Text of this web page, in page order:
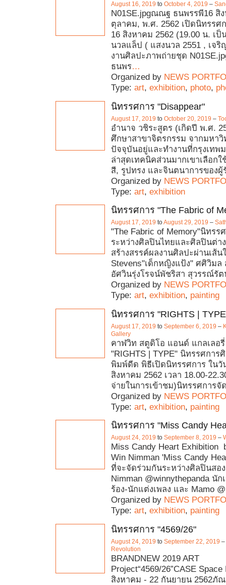
August 16, 2019 to October 4, 2019 –
N01SE.jpgณณฐ ธนพรรพี16 สิ
ตุลาคม, พ.ศ. 2562 เปิดนิทรรศ
16 สิงหาคม 2562 (19.00 น. เ
นวลแล็ป ( แสงนวล 2551 , เจริ
งานศิลปะภาพถ่ายชุด
ธนพร…
Organized by NEWS
Type: art, exhibition, photo,
นิทรรศการ "Disappear"
August 17, 2019 to October 20, 2019 –
อำนาจ วชิระสูตร (เกิดปี พ.ศ.
ศึกษาสาขาจิตรกรรม จากมหา
ปัจจุบันอยู่และทำงานที่กรุงเทพ
ล่าสุดเทคนิคส่วนมากเขาเลือกใ
สี, รูปทรง และจินตนาการของผู้
Organized by NEWS
Type: art, exhibition
นิทรรศการ "The Fabric of
August 17, 2019 toAugust 29, 2019 –
"The Fabric of Memory"นิทรร
ระหว่างศิลปินไทยและศิลปินต่า
สร้างสรรค์ผลงานศิลปะผ่านเส้น
Stevens"เด็กหญิงแป้ง" ศศิวิมล
อัศวินรุ่งโรจน์พัชริสา สุวรรณ์รั
Organized by NEWS
Type: art, exhibition, painting
นิทรรศการ "RIGHTS |
August 17, 2019 to September 6, 2019 –
Gallery
คาฬวิท สตูดิโอ แอนด์ แกลเลอ
"RIGHTS | TYPE" นิทรรศการ
พิมพ์ดีด พิธีเปิดนิทรรศการ ในวั
สิงหาคม 2562 เวลา 18.00-
จ่ายในการเข้าชม)นิทรรศการจั
Organized by NEWS
Type: art, exhibition, painting
นิทรรศการ "Miss Candy
August 24, 2019 to September 8, 2019 –
Miss Candy Heart Exhibition
Win Nimman 'Miss Candy
ที่จะจัดร่วมกันระหว่างศิลปินสอ
Nimman @winnythepanda นั
ร้อง-นักแต่งเพลง และ Mamo
Organized by NEWS
Type: art, exhibition, painting
นิทรรศการ "4569/26"
August 24, 2019 to September 22, 2019 –
Revolution
BRANDNEW 2019 ART
Project“4569/26”CASE
สิงหาคม - 22 กันยายน 2562ภั